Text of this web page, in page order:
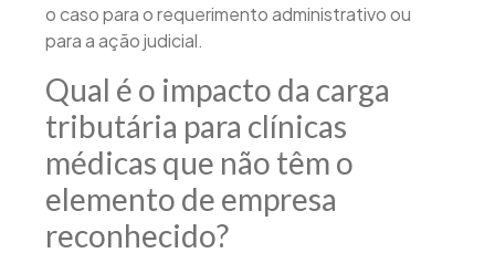
o caso para o requerimento administrativo ou
para a ação judicial.
Qual é o impacto da carga
tributária para clínicas
médicas que não têm o
elemento de empresa
reconhecido?